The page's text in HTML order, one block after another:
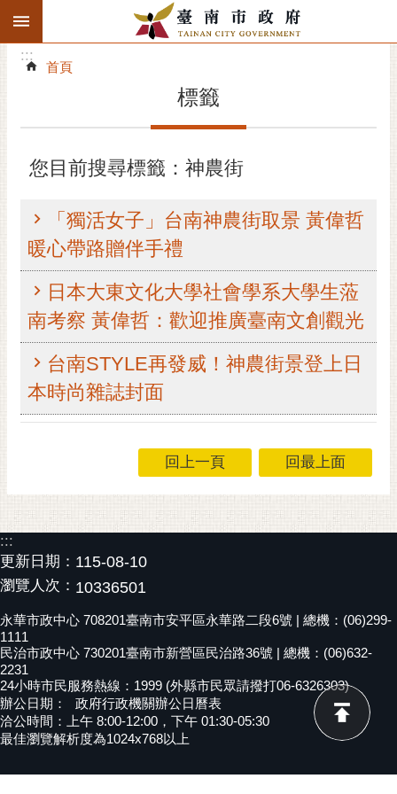
跳到主要內容區塊
搜
階
精彩府城
市府團隊
主題服務
市政資訊
市民互動
黃
螢
光
花
泉
桐
花
祭
網
站
導
覽
訂
:::
:::
首頁
標籤
您目前搜尋標籤：神農街
「獨活女子」台南神農街取景 黃偉哲
暖心帶路贈伴手禮
日本大東文化大學社會學系大學生蒞
南考察 黃偉哲：歡迎推廣臺南文創觀光
台南STYLE再發威！神農街景登上日
本時尚雜誌封面
回上一頁 回最上面
:::
更新日期： 115-08-10
瀏覽人次： 10336501
永華市政中心 708201臺南市安平區永華路二段6號 | 總機：(06)299-
1111
民治市政中心 730201臺南市新營區民治路36號 | 總機：(06)632-
2231
24小時市民服務熱線：1999 (外縣市民眾請撥打06-6326303)
辦公日期：
政府行政機關辦公日曆表
洽公時間：上午 8:00-12:00，下午 01:30-05:30
最佳瀏覽解析度為1024x768以上